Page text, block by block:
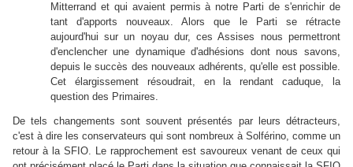
Mitterrand et qui avaient permis à notre Parti de s'enrichir de
tant d'apports nouveaux. Alors que le Parti se rétracte
aujourd'hui sur un noyau dur, ces Assises nous permettront
d'enclencher une dynamique d'adhésions dont nous savons,
depuis le succès des nouveaux adhérents, qu'elle est possible.
Cet élargissement résoudrait, en la rendant caduque, la
question des Primaires.
De tels changements sont souvent présentés par leurs détracteurs,
c'est à dire les conservateurs qui sont nombreux à Solférino, comme un
retour à la SFIO. Le rapprochement est savoureux venant de ceux qui